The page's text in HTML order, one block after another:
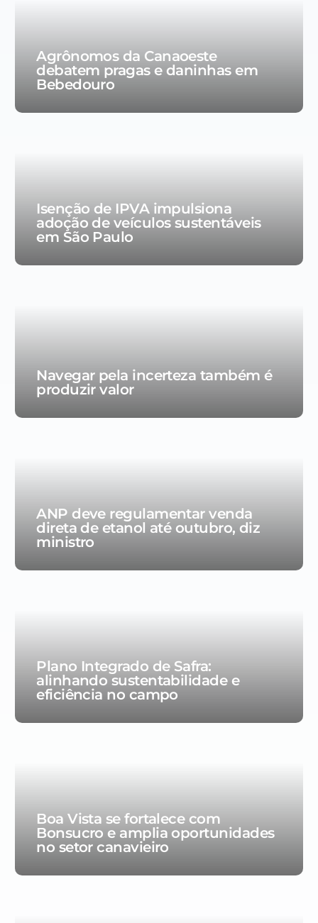
Agrônomos da Canaoeste
debatem pragas e daninhas em
Bebedouro
Isenção de IPVA impulsiona
adoção de veículos sustentáveis
em São Paulo
Navegar pela incerteza também é
produzir valor
ANP deve regulamentar venda
direta de etanol até outubro, diz
ministro
Plano Integrado de Safra:
alinhando sustentabilidade e
eficiência no campo
Boa Vista se fortalece com
Bonsucro e amplia oportunidades
no setor canavieiro